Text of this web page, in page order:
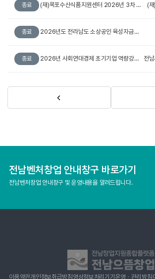
종료 (재)목포수산식품지원센터 2026년 3차 입주기업 모집 공고 (
종료 2026년도 전라남도 소상공인 육성자금지원계획 공고(변경)
종료 2026년 사회연대경제 초기기업 역량강화 지원사업 참여기업 모집 연장 공고 전
전남벤처창업 안내창구 바로가기
전남벤처창업 안내창구 및 운영내용을 알려드립니다.
이용약관개인정보취급방침영상정보처리기기운영ㆍ관리방침